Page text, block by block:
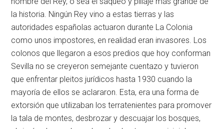
la historia. Ningún Rey vino a estas tierras y las
autoridades españolas actuaron durante La Colonia
como unos impostores, en realidad eran invasores. Los
colonos que llegaron a esos predios que hoy conforman
Sevilla no se creyeron semejante cuentazo y tuvieron
que enfrentar pleitos jurídicos hasta 1930 cuando la
mayoría de ellos se aclararon. Esta, era una forma de
extorsión que utilizaban los terratenientes para promover
la tala de montes, desbrozar y descuajar los bosques,